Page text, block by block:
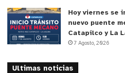
Hoy viernes
nuevo puente
Catapilco y La
7 Agosto, 2026
Ultimas noticias